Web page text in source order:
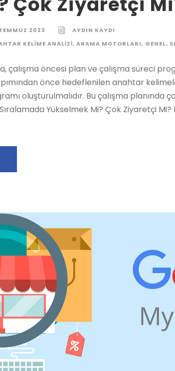
2023
AYDIN KAYDI
KELIME ANALIZI, ARAMA MOTORLARI, GENEL,
çalışma öncesi plan ve çalışma süreci
önce hedeflenilen anahtar
oluşturulmalıdır. Bu çalışma planında
Sıralamada Yükselmek Mi? Çok Ziyaretçi